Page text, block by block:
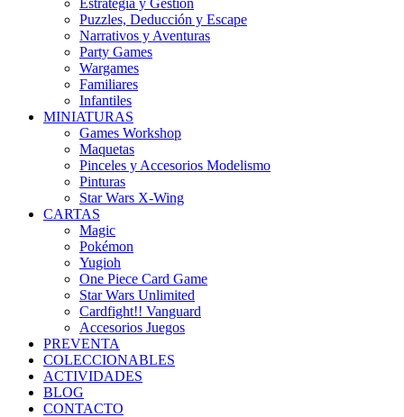
Puzzles, Deducción y Escape
Narrativos y Aventuras
Party Games
Wargames
Familiares
Infantiles
MINIATURAS
Games Workshop
Maquetas
Pinceles y Accesorios Modelismo
Pinturas
Star Wars X-Wing
CARTAS
Magic
Pokémon
Yugioh
One Piece Card Game
Star Wars Unlimited
Cardfight!! Vanguard
Accesorios Juegos
PREVENTA
COLECCIONABLES
ACTIVIDADES
BLOG
CONTACTO